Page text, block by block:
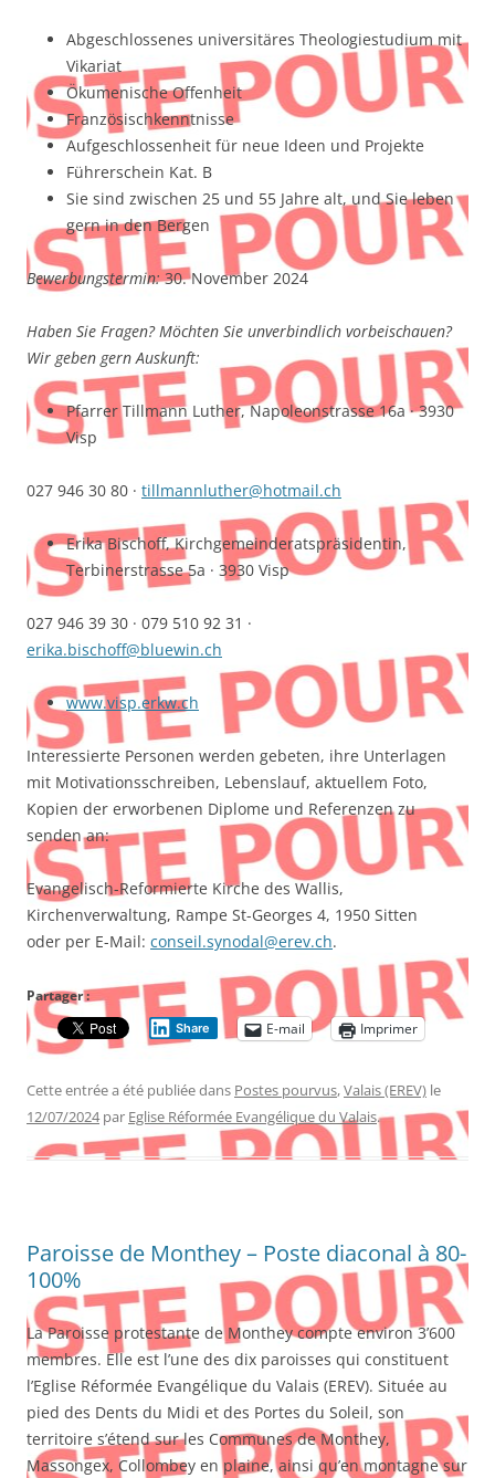
Abgeschlossenes universitäres Theologiestudium mit
Vikariat
Ökumenische Offenheit
Französischkenntnisse
Aufgeschlossenheit für neue Ideen und Projekte
Führerschein Kat. B
Sie sind zwischen 25 und 55 Jahre alt, und Sie leben
gern in den Bergen
Bewerbungstermin:30. November 2024
Haben Sie Fragen? Möchten Sie unverbindlich vorbeischauen?
Wir geben gern Auskunft:
Pfarrer Tillmann Luther, Napoleonstrasse 16a · 3930
Visp
027 946 30 80 · tillmannluther@hotmail.ch
Erika Bischoff, Kirchgemeinderatspräsidentin,
Terbinerstrasse 5a · 3930 Visp
027 946 39 30 · 079 510 92 31 ·
erika.bischoff@bluewin.ch
www.visp.erkw.ch
Interessierte Personen werden gebeten, ihre Unterlagen
mit Motivationsschreiben, Lebenslauf, aktuellem Foto,
Kopien der erworbenen Diplome und Referenzen zu
senden an:
Evangelisch-Reformierte Kirche des Wallis,
Kirchenverwaltung, Rampe St-Georges 4, 1950 Sitten
oder per E-Mail: conseil.synodal@erev.ch.
Partager :
Share E-mail Imprimer
Cette entrée a été publiée dans Postes pourvus,Valais (EREV) le
12/07/2024 par Eglise Réformée Evangélique du Valais.
Paroisse de Monthey – Poste diaconal à 80-
100%
La Paroisse protestante de Monthey compte environ 3’600
membres. Elle est l’une des dix paroisses qui constituent
l’Eglise Réformée Evangélique du Valais (EREV). Située au
pied des Dents du Midi et des Portes du Soleil, son
territoire s’étend sur les Communes de Monthey,
Massongex, Collombey en plaine, ainsi qu’en montagne sur